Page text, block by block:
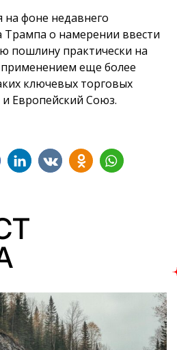
на фоне недавнего
Трампа о намерении ввести
пошлину практически на
еще более
ключевых торговых
Европейский Союз.